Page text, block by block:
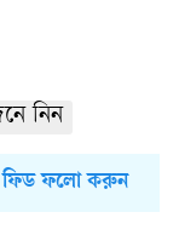
নিন
ফিড ফলো করুন